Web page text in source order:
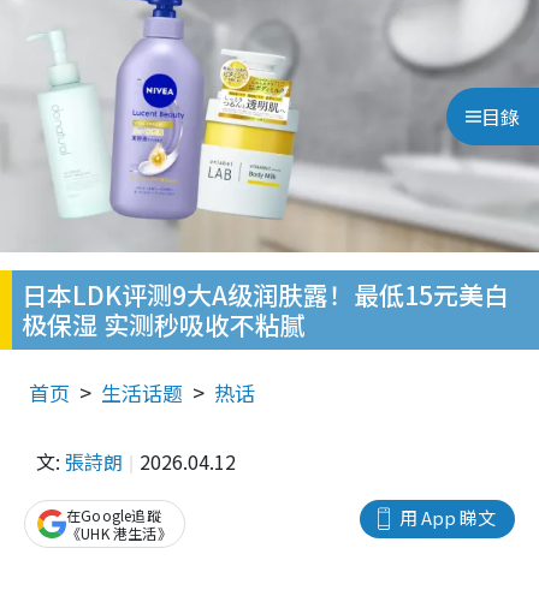
目錄
日本LDK评测9大A级润肤露！最低15元美白
极保湿 实测秒吸收不粘腻
首页 生活话题 热话
文: 張詩朗 2026.04.12
用 App 睇文
在Google追蹤
《UHK 港生活》